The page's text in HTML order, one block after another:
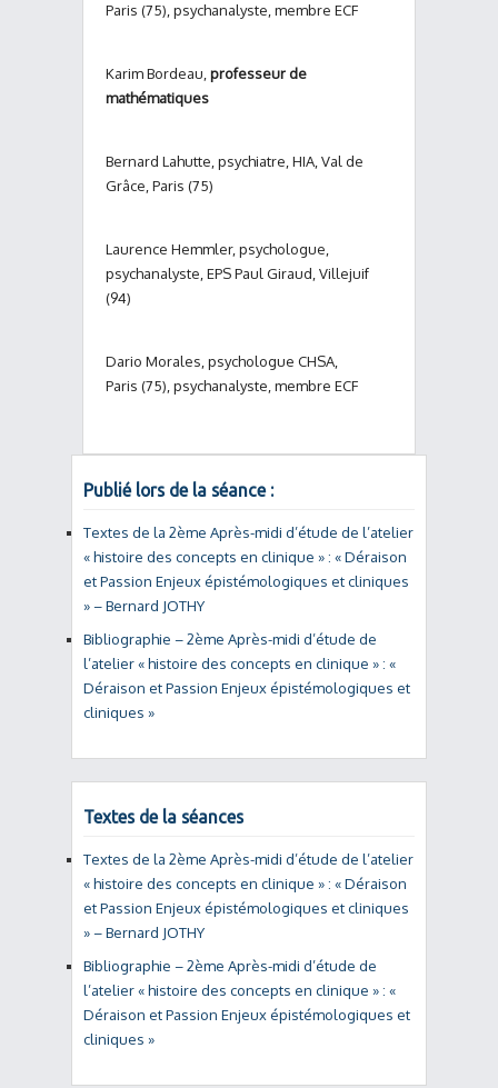
Paris (75), psychanalyste, membre ECF
Karim Bordeau, professeur de
mathématiques
Bernard Lahutte, psychiatre, HIA, Val de
Grâce, Paris (75)
Laurence Hemmler, psychologue,
psychanalyste, EPS Paul Giraud, Villejuif
(94)
Dario Morales, psychologue CHSA,
Paris (75), psychanalyste, membre ECF
Publié lors de la séance :
Textes de la 2ème Après-midi d’étude de l’atelier
« histoire des concepts en clinique » : « Déraison
et Passion Enjeux épistémologiques et cliniques
» – Bernard JOTHY
Bibliographie – 2ème Après-midi d’étude de
l’atelier « histoire des concepts en clinique » : «
Déraison et Passion Enjeux épistémologiques et
cliniques »
Textes de la séances
Textes de la 2ème Après-midi d’étude de l’atelier
« histoire des concepts en clinique » : « Déraison
et Passion Enjeux épistémologiques et cliniques
» – Bernard JOTHY
Bibliographie – 2ème Après-midi d’étude de
l’atelier « histoire des concepts en clinique » : «
Déraison et Passion Enjeux épistémologiques et
cliniques »